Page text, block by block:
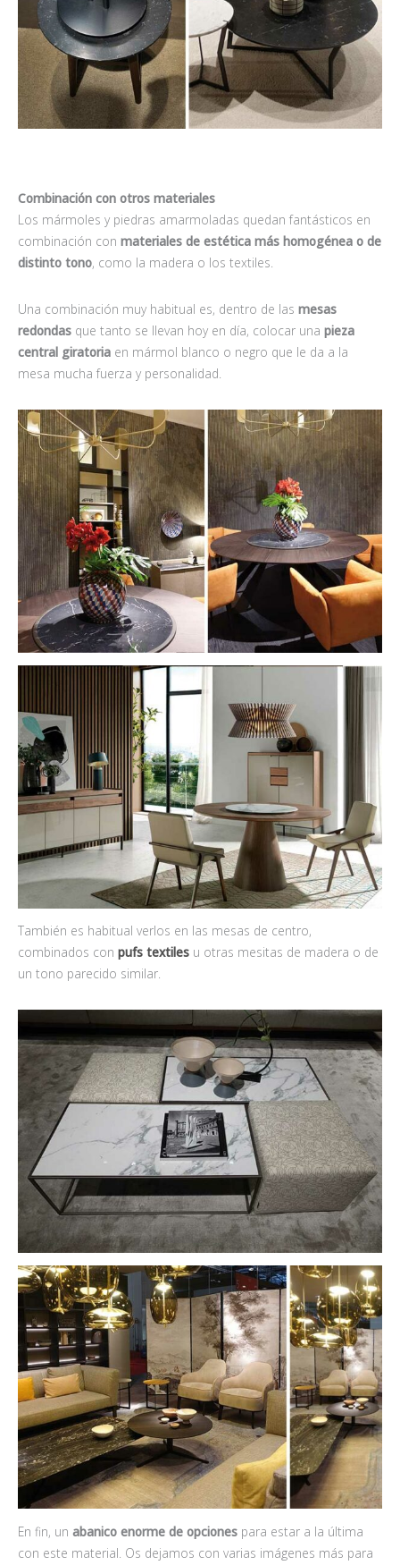
Combinación con otros materiales
Los mármoles y piedras amarmoladas quedan fantásticos en
combinación con materiales de estética más homogénea o de
distinto tono, como la madera o los textiles.
Una combinación muy habitual es, dentro de las mesas
redondas que tanto se llevan hoy en día, colocar una pieza
central giratoria en mármol blanco o negro que le da a la
mesa mucha fuerza y personalidad.
También es habitual verlos en las mesas de centro,
combinados con pufs textiles u otras mesitas de madera o de
un tono parecido similar.
En fin, un abanico enorme de opciones para estar a la última
con este material. Os dejamos con varias imágenes más para